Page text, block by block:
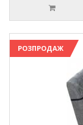
РОЗПРОДАЖ